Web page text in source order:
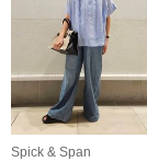
Spick & Span